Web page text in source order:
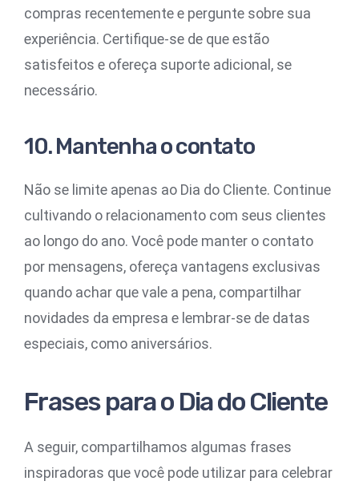
compras recentemente e pergunte sobre sua
experiência. Certifique-se de que estão
satisfeitos e ofereça suporte adicional, se
necessário.
10. Mantenha o contato
Não se limite apenas ao Dia do Cliente. Continue
cultivando o relacionamento com seus clientes
ao longo do ano. Você pode manter o contato
por mensagens, ofereça vantagens exclusivas
quando achar que vale a pena, compartilhar
novidades da empresa e lembrar-se de datas
especiais, como aniversários.
Frases para o Dia do Cliente
A seguir, compartilhamos algumas frases
inspiradoras que você pode utilizar para celebrar